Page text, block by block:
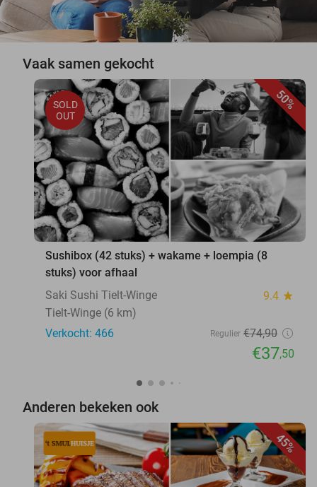
Vaak samen gekocht
50%
SOLD
OUT
Sushibox (42 stuks) + wakame + loempia (8
stuks) voor afhaal
Saki Sushi Tielt-Winge
9.4 star
Tielt-Winge (6 km)
Verkocht: 466
Regulier €74,90
€37,50
Anderen bekeken ook
45%